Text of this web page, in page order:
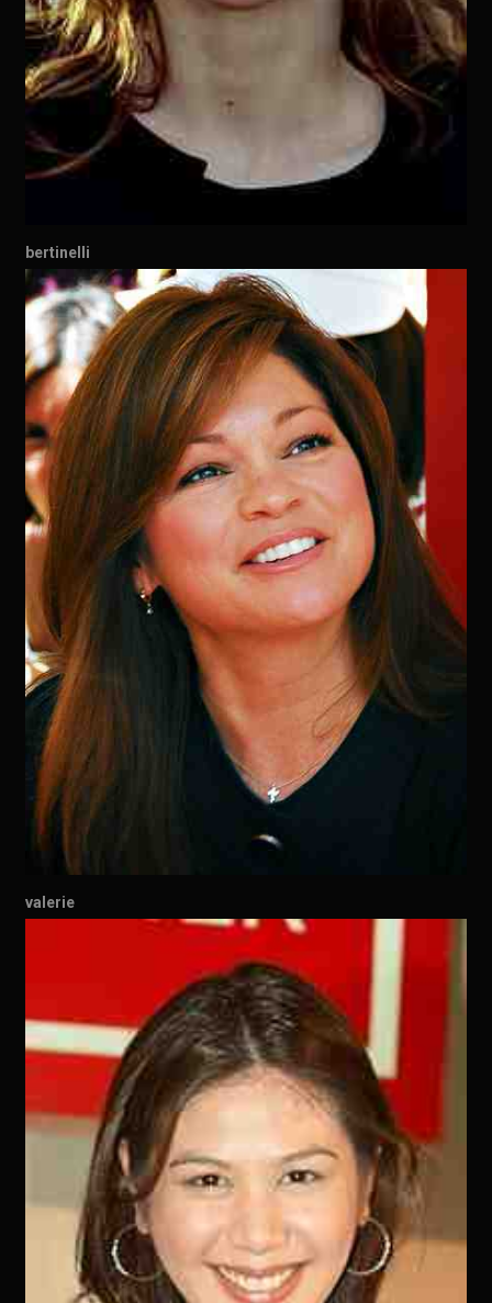
bertinelli
valerie